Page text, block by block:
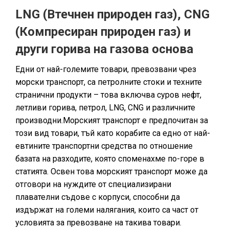
LNG (Втечнен природен газ), CNG
(Компресиран природен газ) и
други горива на газова основа
Едни от най-големите товари, превозвани чрез
морски транспорт, са петролните стоки и техните
странични продукти – това включва суров нефт,
летливи горива, петрол, LNG, CNG и различните
производни.Морският транспорт е предпочитан за
този вид товари, тъй като корабите са едно от най-
евтините транспортни средства по отношение
базата на разходите, която споменахме по-горе в
статията. Освен това морският транспорт може да
отговори на нуждите от специализирани
плавателни съдове с корпуси, способни да
издържат на големи налягания, които са част от
условията за превозване на такива товари.